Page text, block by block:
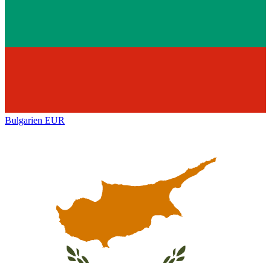
Bulgarien EUR